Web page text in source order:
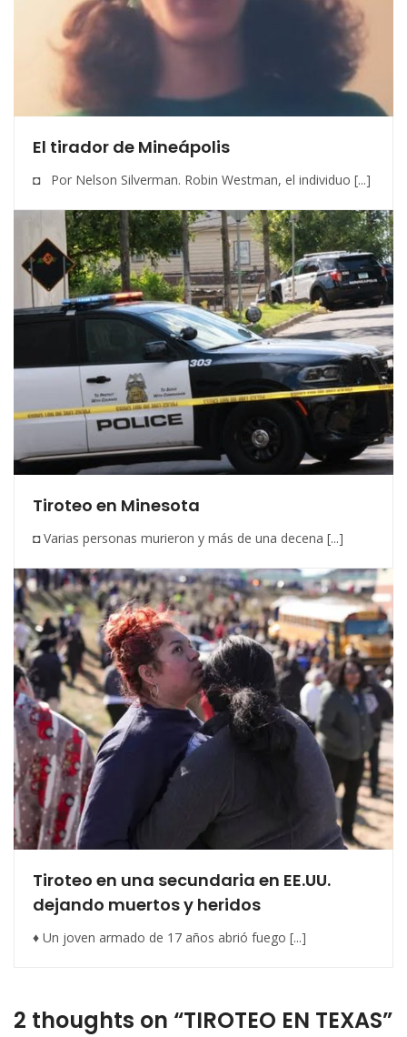
El tirador de Mineápolis
◘ Por Nelson Silverman. Robin Westman, el individuo [...]
Tiroteo en Minesota
◘ Varias personas murieron y más de una decena [...]
Tiroteo en una secundaria en EE.UU.
dejando muertos y heridos
♦ Un joven armado de 17 años abrió fuego [...]
2 thoughts on “TIROTEO EN TEXAS”